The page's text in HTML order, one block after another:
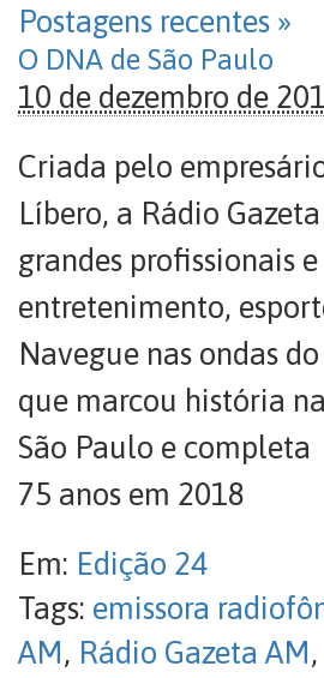
Postagens recentes »
O DNA de São Paulo
10 de dezembro de
Criada pelo
Líbero, a Rádio
grandes profissionais
entretenimento,
Navegue nas ondas
que marcou história
São Paulo e completa
75 anos em 2018
Em: Edição 24
Tags: emissora
AM, Rádio Gazeta AM,